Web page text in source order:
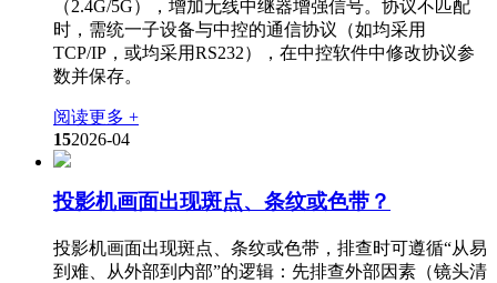
（2.4G/5G），增加无线中继器增强信号。协议不匹配
时，需统一子设备与中控的通信协议（如均采用
TCP/IP，或均采用RS232），在中控软件中修改协议参
数并保存。
阅读更多 +
152026-04
投影机画面出现斑点、条纹或色带？
投影机画面出现斑点、条纹或色带，排查时可遵循“从易
到难、从外部到内部”的逻辑：先排查外部因素（镜头清